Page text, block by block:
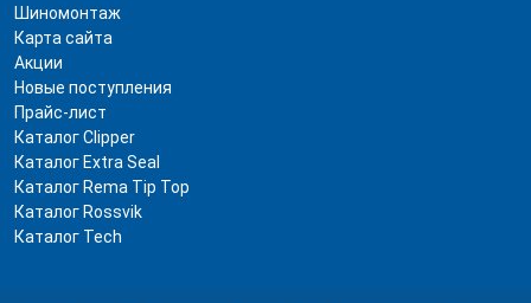
Шиномонтаж
Карта сайта
Акции
Новые поступления
Прайс-лист
Каталог Clipper
Каталог Extra Seal
Каталог Rema Tip Top
Каталог Rossvik
Каталог Tech